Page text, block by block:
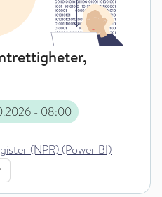
- 08:00
(NPR) (Power BI)